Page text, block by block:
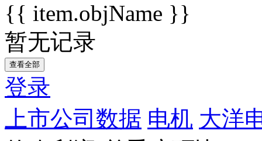
{{ item.objName }}
暂无记录
查看全部
登录
上市公司数据 电机 大洋